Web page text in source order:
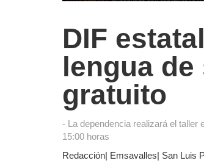
DIF
lengua
gratuito
- La dependencia realizará el taller
15:00 horas
Redacción| Emsavalles| San Luis